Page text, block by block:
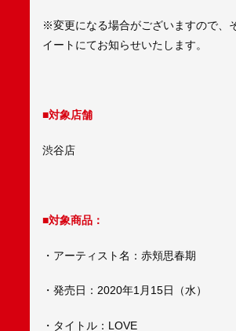
※変更になる場合がございますので、
イートにてお知らせいたします。
■対象店舗
渋谷店
■対象商品：
・アーティスト名：赤頬思春期
・発売日：2020年1月15日（水）
・タイトル：LOVE